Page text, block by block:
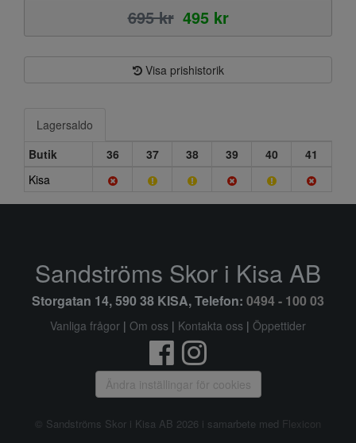
695 kr 495 kr
Visa prishistorik
Lagersaldo
Butik
36 37 38 39 40
41
Kisa
Sandströms Skor i Kisa AB
Storgatan 14, 590 38 KISA, Telefon: 0494 - 100 03
Vanliga frågor | Om oss | Kontakta oss | Öppettider
Ändra inställingar för cookies
© Sandströms Skor i Kisa AB 2026 i samarbete med Flexicon